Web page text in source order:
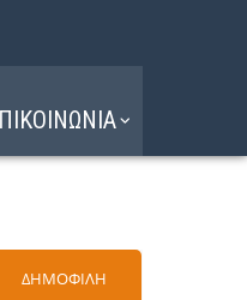
ΔΗΜΟΦΙΛΗ